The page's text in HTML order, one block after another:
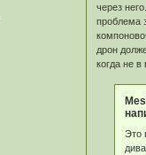
через
проблема
дрон
когда не в
Это